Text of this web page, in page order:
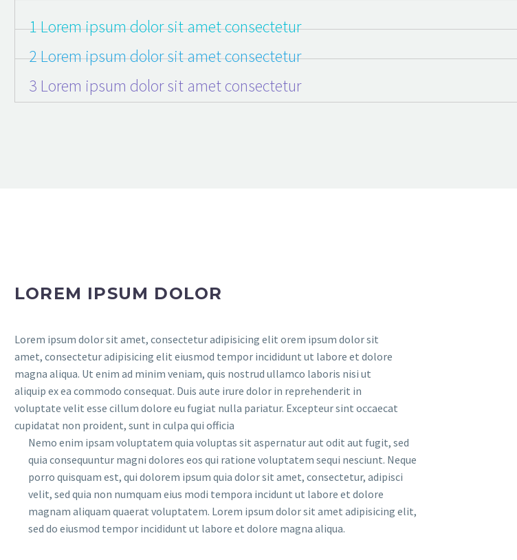
1 Lorem ipsum dolor sit amet consectetur
2 Lorem ipsum dolor sit amet consectetur
3 Lorem ipsum dolor sit amet consectetur
LOREM IPSUM DOLOR
Lorem ipsum dolor sit amet, consectetur adipisicing elit orem ipsum dolor sit
amet, consectetur adipisicing elit eiusmod tempor incididunt ut labore et dolore
magna aliqua. Ut enim ad minim veniam, quis nostrud ullamco laboris nisi ut
aliquip ex ea commodo consequat. Duis aute irure dolor in reprehenderit in
voluptate velit esse cillum dolore eu fugiat nulla pariatur. Excepteur sint occaecat
cupidatat non proident, sunt in culpa qui officia
Nemo enim ipsam voluptatem quia voluptas sit aspernatur aut odit aut fugit, sed
quia consequuntur magni dolores eos qui ratione voluptatem sequi nesciunt. Neque
porro quisquam est, qui dolorem ipsum quia dolor sit amet, consectetur, adipisci
velit, sed quia non numquam eius modi tempora incidunt ut labore et dolore
magnam aliquam quaerat voluptatem. Lorem ipsum dolor sit amet adipisicing elit,
sed do eiusmod tempor incididunt ut labore et dolore magna aliqua.